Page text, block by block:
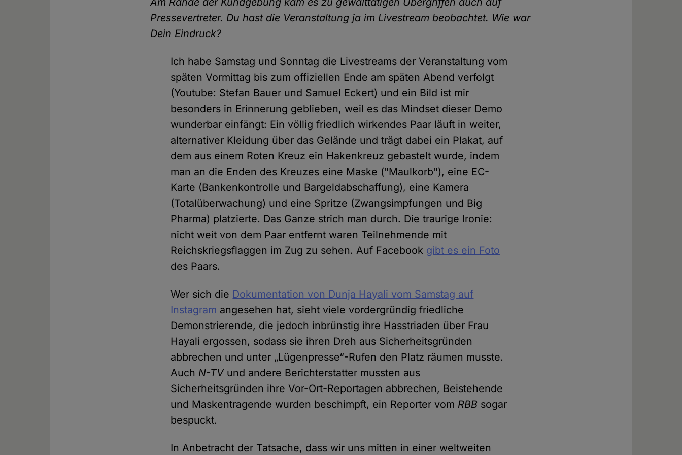
Pressevertreter. Du hast die Veranstaltung ja im Livestream beobachtet. Wie war
Dein Eindruck?
Ich habe Samstag und Sonntag die Livestreams der Veranstaltung vom
späten Vormittag bis zum offiziellen Ende am späten Abend verfolgt
(Youtube: Stefan Bauer und Samuel Eckert) und ein Bild ist mir
besonders in Erinnerung geblieben, weil es das Mindset dieser Demo
wunderbar einfängt: Ein völlig friedlich wirkendes Paar läuft in weiter,
alternativer Kleidung über das Gelände und trägt dabei ein Plakat, auf
dem aus einem Roten Kreuz ein Hakenkreuz gebastelt wurde, indem
man an die Enden des Kreuzes eine Maske ("Maulkorb"), eine EC-
Karte (Bankenkontrolle und Bargeldabschaffung), eine Kamera
(Totalüberwachung) und eine Spritze (Zwangsimpfungen und Big
Pharma) platzierte. Das Ganze strich man durch. Die traurige Ironie:
nicht weit von dem Paar entfernt waren Teilnehmende mit
Reichskriegsflaggen im Zug zu sehen. Auf Facebook gibt es ein Foto
des Paars.
Wer sich die Dokumentation von Dunja Hayali vom Samstag auf
Instagram angesehen hat, sieht viele vordergründig friedliche
Demonstrierende, die jedoch inbrünstig ihre Hasstriaden über Frau
Hayali ergossen, sodass sie ihren Dreh aus Sicherheitsgründen
abbrechen und unter „Lügenpresse“-Rufen den Platz räumen musste.
Auch N-TVund andere Berichterstatter mussten aus
Sicherheitsgründen ihre Vor-Ort-Reportagen abbrechen, Beistehende
und Maskentragende wurden beschimpft, ein Reporter vom RBB sogar
bespuckt.
In Anbetracht der Tatsache, dass wir uns mitten in einer weltweiten